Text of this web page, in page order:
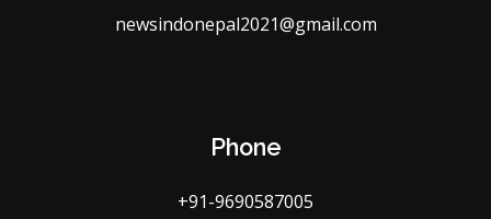
newsindonepal2021@gmail.com
Phone
+91-9690587005